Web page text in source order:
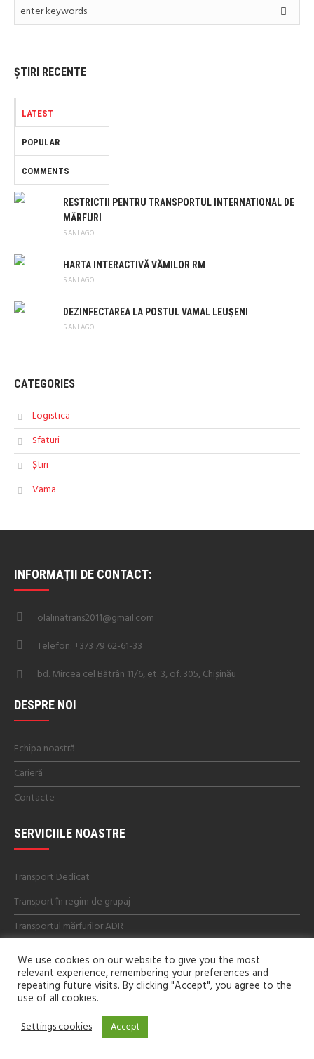
ȘTIRI RECENTE
LATEST
POPULAR
COMMENTS
RESTRICTII PENTRU TRANSPORTUL INTERNATIONAL DE
MĂRFURI
5 ANI AGO
HARTA INTERACTIVĂ VĂMILOR RM
5 ANI AGO
DEZINFECTAREA LA POSTUL VAMAL LEUȘENI
5 ANI AGO
CATEGORIES
Logistica
Sfaturi
Știri
Vama
INFORMAȚII DE CONTACT:
olalinatrans2011@gmail.com
Telefon: +373 79 62-61-33
bd. Mircea cel Bătrân 11/6, et. 3, of. 305, Chișinău
DESPRE NOI
Echipa noastră
Carieră
Contacte
SERVICIILE NOASTRE
Transport Dedicat
Transport în regim de grupaj
Transportul mărfurilor ADR
Copyright © 2025 Olalina-Trans S.R.L. Toate drepturile
We use cookies on our website to give you the most
relevant experience, remembering your preferences and
repeating future visits. By clicking "Accept", you agree to the
use of all cookies.
Settings cookies
Accept